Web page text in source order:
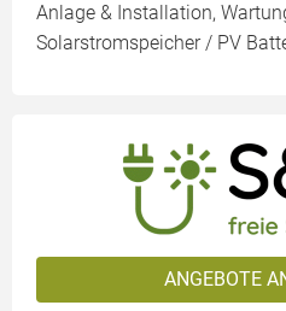
Anlage & Installation,
Solarstromspeicher / PV
ANGEBOTE